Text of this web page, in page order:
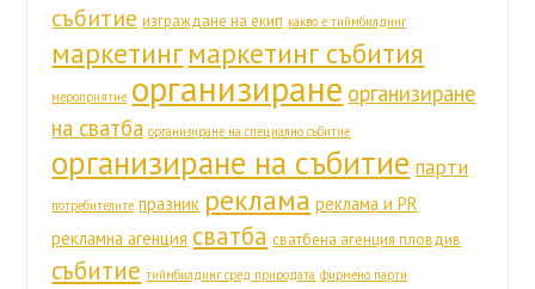
събитие изграждане на екип какво е тиймбилдинг
маркетинг маркетинг събития
мероприятие организиране организиране
на сватба организиране на специално събитие
организиране на събитие парти
потребителите празник реклама реклама и PR
рекламна агенция сватба сватбена агенция пловдив
събитие тиймбилдинг сред природата фирмено парти